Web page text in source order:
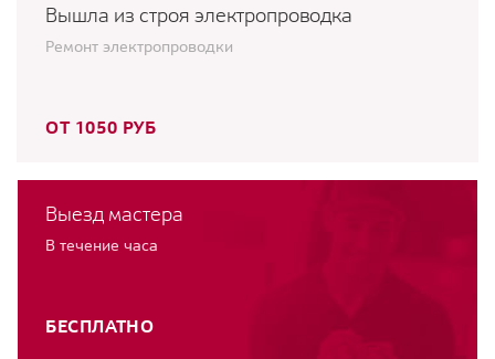
Вышла из строя электропроводка
Ремонт электропроводки
ОТ 1050 РУБ
Выезд мастера
В течение часа
БЕСПЛАТНО